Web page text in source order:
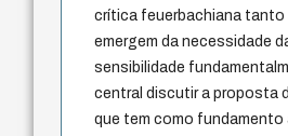
crítica feuerbachiana tanto
emergem da necessidade
sensibilidade
central discutir a proposta
que tem como